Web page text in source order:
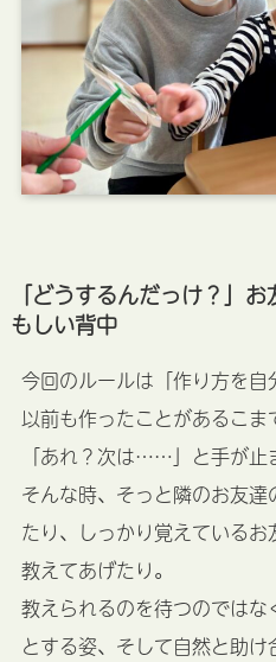
「どうするんだっけ？」
もしい背中
今回のルールは「作り方を自
以前も作ったことがあるこ
「あれ？次は……」と手が止
そんな時、そっと隣のお友
たり、しっかり覚えている
教えてあげたり。
教えられるのを待つのでは
とする姿、そして自然と助